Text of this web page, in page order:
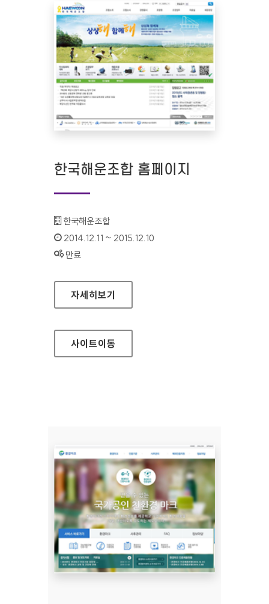
한국해운조합 홈페이지
기관명 :
한국해운조합
인증기간 :
2014.12.11 ~ 2015.12.10
상태 :
만료
한국해운조합 홈페이지
자세히보기
사이트이동